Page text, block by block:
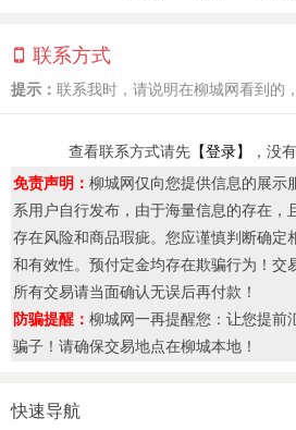
联系方式
提示： 联系我时，请说明在柳城网看到的
查看联系方式请先 【登录】 ，没
免责声明： 柳城网仅向您提供信息的展示
系用户自行发布，由于海量信息的存在，
存在风险和商品瑕疵。您应谨慎判断确定
和有效性。预付定金均存在欺骗行为！交
所有交易请当面确认无误后再付款！
防骗提醒： 柳城网一再提醒您：让您提前
骗子！请确保交易地点在柳城本地！
快速导航